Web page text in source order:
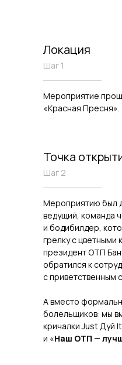
Локация
Шаг 1
Мероприятие
«Красная Пресня».
Точка
Шаг 2
Мероприятию был
ведущий, команда
и бодибилдер,
грелку с цветными
президент ОТП
обратился к
с приветственным
А вместо
болельщиков: мы
кричалки Just Дуй
и «Наш ОТП —